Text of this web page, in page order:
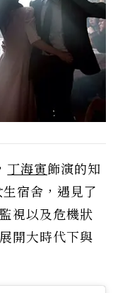
丁海寅飾演的知
宿舍，遇見了
視以及危機狀
開大時代下與